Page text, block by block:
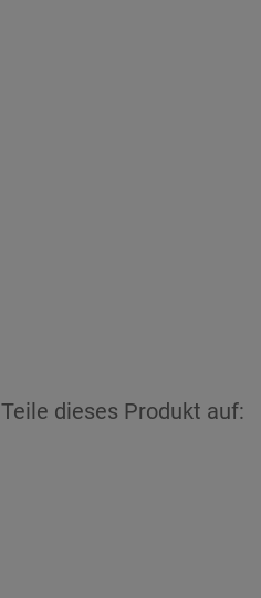
Teile dieses Produkt auf: